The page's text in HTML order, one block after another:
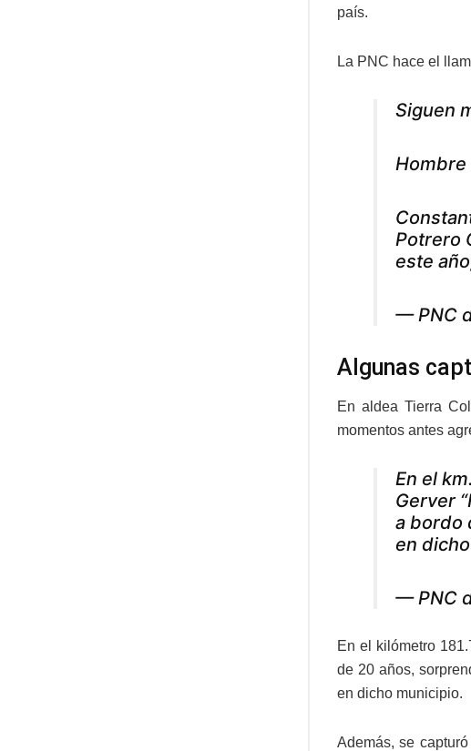
país.
La PNC hace el
Siguen
Hombre
Potrero
este
— PNC
Algunas
En aldea Tierra
momentos antes
En el
Gerver
a bordo
en
— PNC
En el kilómetro
de 20 años,
en dicho municipio.
Además, se